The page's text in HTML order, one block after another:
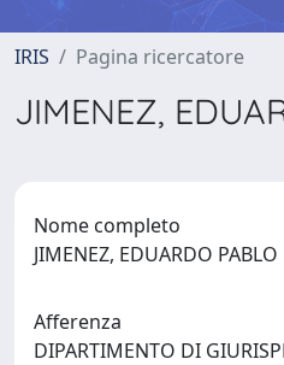
IRIS Pagina ricercatore
JIMENEZ,
Nome completo
JIMENEZ, EDUARDO PABLO
Afferenza
DIPARTIMENTO DI